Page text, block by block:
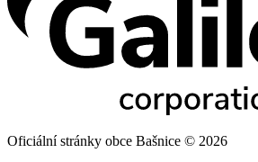
Oficiální stránky obce Bašnice © 2026